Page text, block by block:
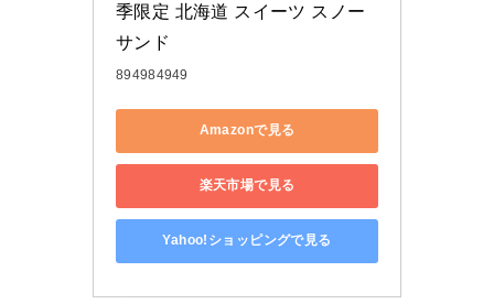
季限定 北海道 スイーツ スノー
サンド
894984949
Amazonで見る
楽天市場で見る
Yahoo!ショッピングで見る